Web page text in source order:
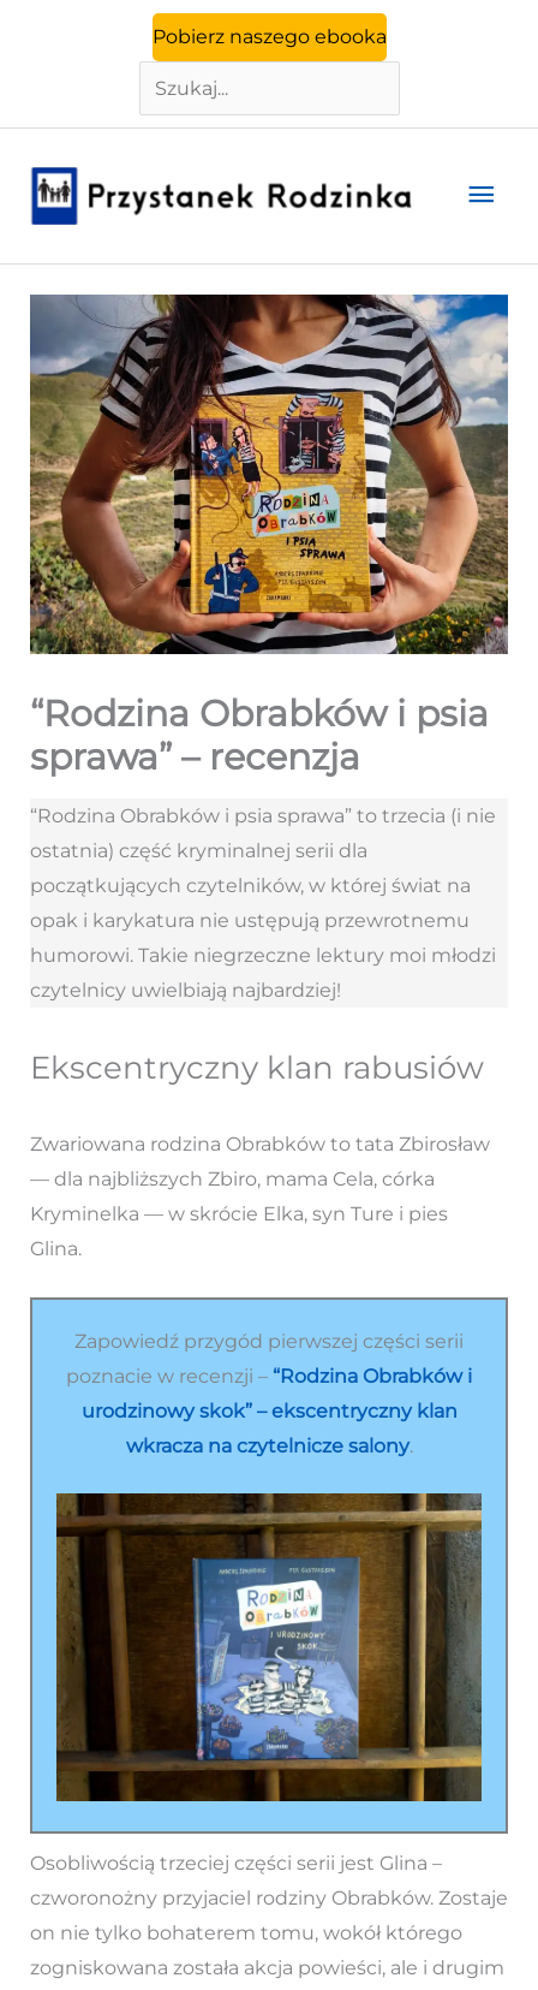
Pobierz naszego ebooka
Szukaj
“Rodzina Obrabków i psia
sprawa” – recenzja
“Rodzina Obrabków i psia sprawa” to trzecia (i nie
ostatnia) część kryminalnej serii dla
początkujących czytelników, w której świat na
opak i karykatura nie ustępują przewrotnemu
humorowi. Takie niegrzeczne lektury moi młodzi
czytelnicy uwielbiają najbardziej!
Ekscentryczny klan rabusiów
Zwariowana rodzina Obrabków to tata Zbirosław
— dla najbliższych Zbiro, mama Cela, córka
Kryminelka — w skrócie Elka, syn Ture i pies
Glina.
Zapowiedź przygód pierwszej części serii
poznacie w recenzji – “Rodzina Obrabków i
urodzinowy skok” – ekscentryczny klan
wkracza na czytelnicze salony.
Osobliwością trzeciej części serii jest Glina –
czworonożny przyjaciel rodziny Obrabków. Zostaje
on nie tylko bohaterem tomu, wokół którego
zogniskowana została akcja powieści, ale i drugim